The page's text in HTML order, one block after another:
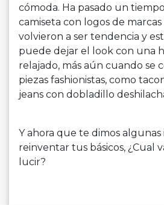
cómoda. Ha pasado un
camiseta con logos de marcas
volvieron a ser tendencia y
puede dejar el look con una
relajado, más aún cuando se
piezas fashionistas, como
jeans con dobladillo
Y ahora que te dimos algunas
reinventar tus básicos, ¿Cual
lucir?